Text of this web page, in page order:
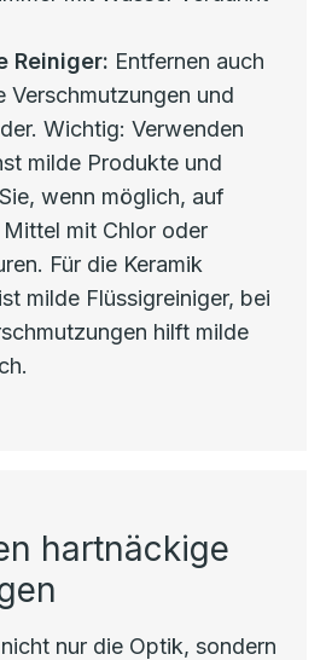
Reiniger: Entfernen auch
Verschmutzungen und
Wichtig: Verwenden
milde Produkte und
wenn möglich, auf
mit Chlor oder
Für die Keramik
milde Flüssigreiniger, bei
hilft milde
hartnäckige
nur die Optik, sondern